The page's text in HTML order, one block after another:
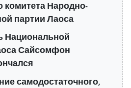
комитета Народно-
партии Лаоса
Национальной
Сайсомфон
самодостаточного,